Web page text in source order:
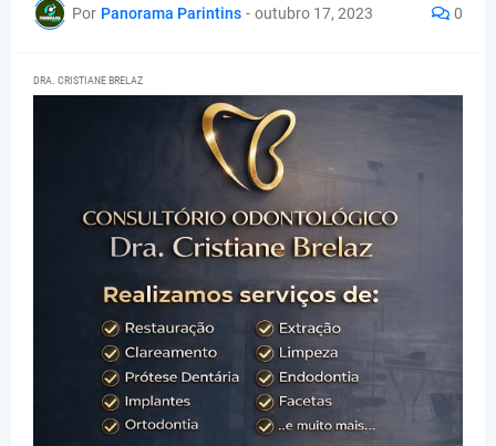
Por Panorama Parintins - outubro 17, 2023 0
DRA. CRISTIANE BRELAZ